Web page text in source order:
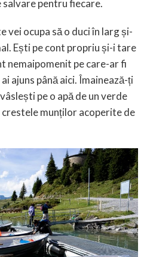
pentru fiecare.
vei ocupa să o duci în larg și-
Ești pe cont propriu și-i tare
nemaipomenit pe care-ar fi
ajuns până aici. Îmainează-ți
pe o apă de un verde
munților acoperite de